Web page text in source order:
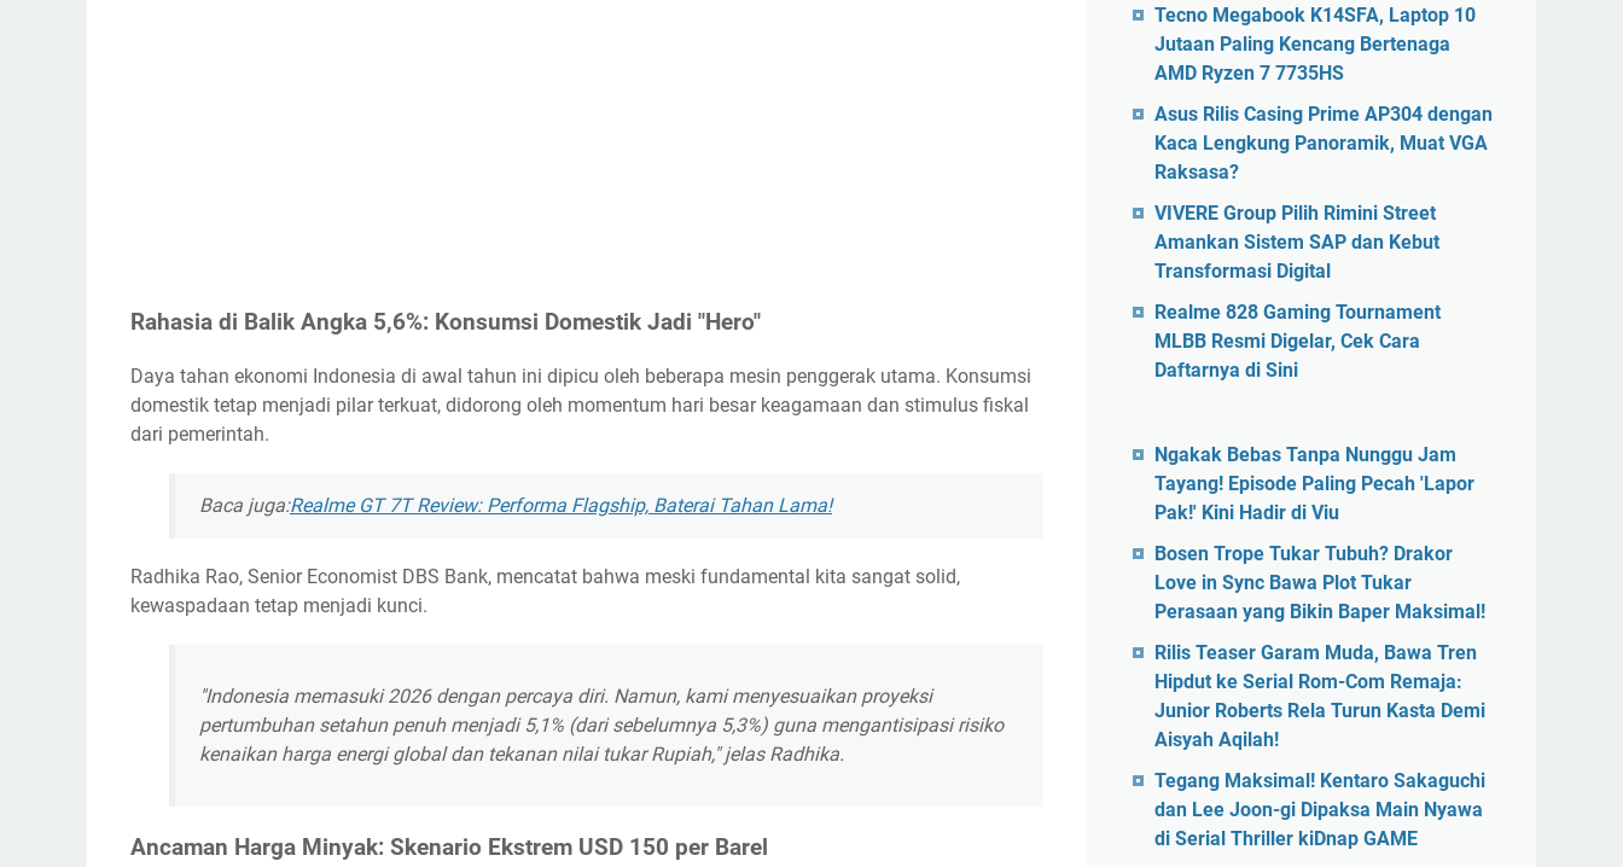
Rahasia di Balik Angka 5,6%: Konsumsi Domestik Jadi "Hero"
Daya tahan ekonomi Indonesia di awal tahun ini dipicu oleh beberapa mesin penggerak utama. Konsumsi
domestik tetap menjadi pilar terkuat, didorong oleh momentum hari besar keagamaan dan stimulus fiskal
dari pemerintah.
Baca juga:Realme GT 7T Review: Performa Flagship, Baterai Tahan Lama!
Radhika Rao, Senior Economist DBS Bank, mencatat bahwa meski fundamental kita sangat solid,
kewaspadaan tetap menjadi kunci.
"Indonesia memasuki 2026 dengan percaya diri. Namun, kami menyesuaikan proyeksi
pertumbuhan setahun penuh menjadi 5,1% (dari sebelumnya 5,3%) guna mengantisipasi risiko
kenaikan harga energi global dan tekanan nilai tukar Rupiah," jelas Radhika.
Ancaman Harga Minyak: Skenario Ekstrem USD 150 per Barel
Tecno Megabook K14SFA, Laptop 10
Jutaan Paling Kencang Bertenaga
AMD Ryzen 7 7735HS
Asus Rilis Casing Prime AP304 dengan
Kaca Lengkung Panoramik, Muat VGA
Raksasa?
VIVERE Group Pilih Rimini Street
Amankan Sistem SAP dan Kebut
Transformasi Digital
Realme 828 Gaming Tournament
MLBB Resmi Digelar, Cek Cara
Daftarnya di Sini
Ngakak Bebas Tanpa Nunggu Jam
Tayang! Episode Paling Pecah 'Lapor
Pak!' Kini Hadir di Viu
Bosen Trope Tukar Tubuh? Drakor
Love in Sync Bawa Plot Tukar
Perasaan yang Bikin Baper Maksimal!
Rilis Teaser Garam Muda, Bawa Tren
Hipdut ke Serial Rom-Com Remaja:
Junior Roberts Rela Turun Kasta Demi
Aisyah Aqilah!
Tegang Maksimal! Kentaro Sakaguchi
dan Lee Joon-gi Dipaksa Main Nyawa
di Serial Thriller kiDnap GAME